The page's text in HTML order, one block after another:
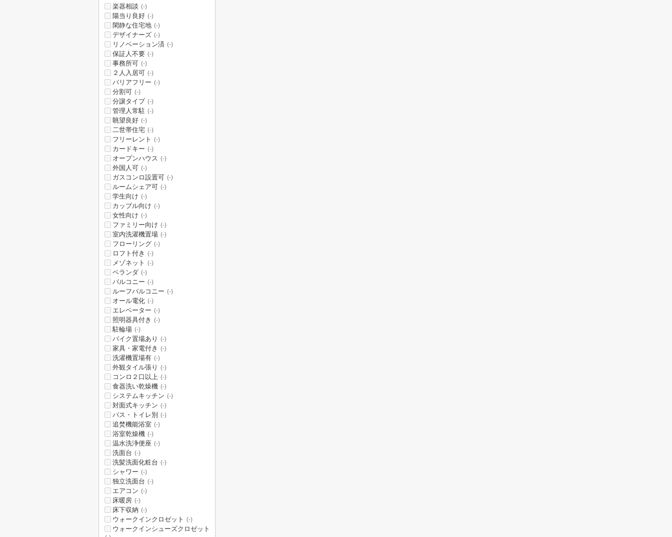
楽器相談 (-)
陽当り良好 (-)
閑静な住宅地 (-)
デザイナーズ (-)
リノベーション済 (-)
保証人不要 (-)
事務所可 (-)
２人入居可 (-)
バリアフリー (-)
分割可 (-)
分譲タイプ (-)
管理人常駐 (-)
眺望良好 (-)
二世帯住宅 (-)
フリーレント (-)
カードキー (-)
オープンハウス (-)
外国人可 (-)
ガスコンロ設置可 (-)
ルームシェア可 (-)
学生向け (-)
カップル向け (-)
女性向け (-)
ファミリー向け (-)
室内洗濯機置場 (-)
フローリング (-)
ロフト付き (-)
メゾネット (-)
ベランダ (-)
バルコニー (-)
ルーフバルコニー (-)
オール電化 (-)
エレベーター (-)
照明器具付き (-)
駐輪場 (-)
バイク置場あり (-)
家具・家電付き (-)
洗濯機置場有 (-)
外観タイル張り (-)
コンロ２口以上 (-)
食器洗い乾燥機 (-)
システムキッチン (-)
対面式キッチン (-)
バス・トイレ別 (-)
追焚機能浴室 (-)
浴室乾燥機 (-)
温水洗浄便座 (-)
洗面台 (-)
洗髪洗面化粧台 (-)
シャワー (-)
独立洗面台 (-)
エアコン (-)
床暖房 (-)
床下収納 (-)
ウォークインクロゼット (-)
ウォークインシューズクロゼット